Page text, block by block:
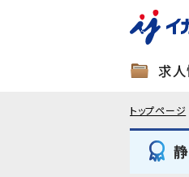
求
トップページ